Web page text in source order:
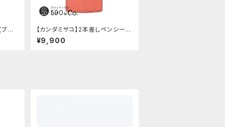
ラッ
【カンダミサコ】2本差しペンシー
ス・ミネルバボックス (ローズアン
ティコ)
¥9,900